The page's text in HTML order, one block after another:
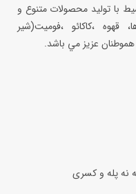
با توليد محصولات متنوع و
،كاكائو ،فوميت(شير
عزيز مي باشد.